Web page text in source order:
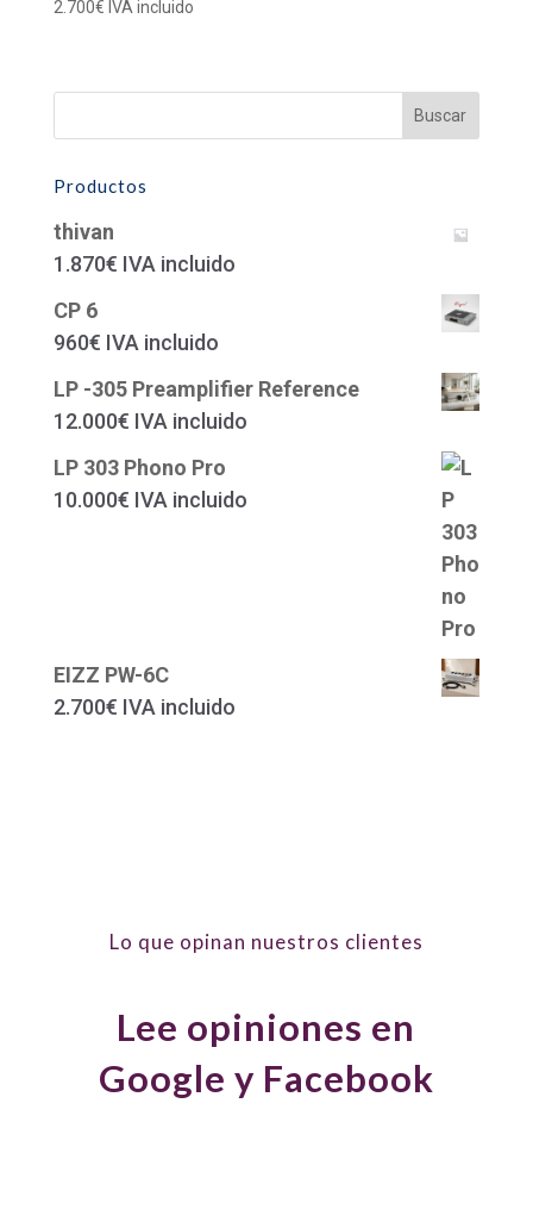
2.700€ IVA incluido
Productos
thivan
1.870€ IVA incluido
CP 6
960€ IVA incluido
LP -305 Preamplifier Reference
12.000€ IVA incluido
LP 303 Phono Pro
10.000€ IVA incluido
EIZZ PW-6C
2.700€ IVA incluido
Lo que opinan nuestros clientes
Lee opiniones en
Google y Facebook